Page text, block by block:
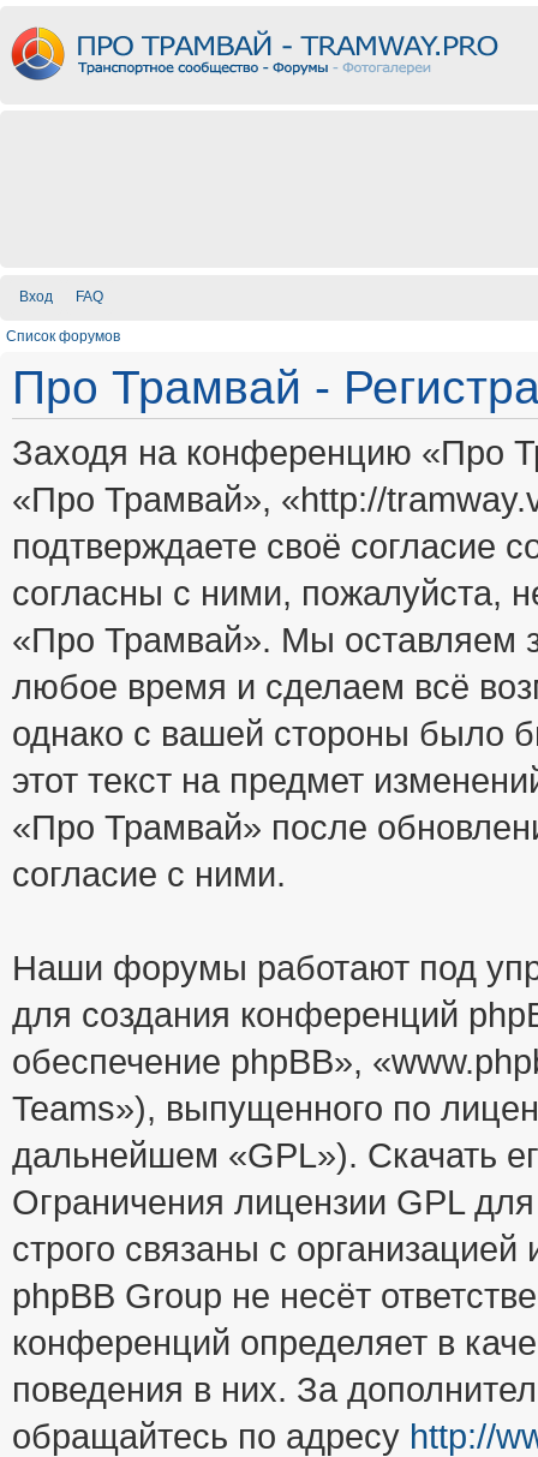
Вход FAQ
Список форумов
Про Трамвай -
Заходя на конференцию «Про
«Про Трамвай», «http://
подтверждаете своё
согласны с ними, пожалуйста,
«Про Трамвай». Мы оставляем
любое время и сделаем всё
однако с вашей стороны было
этот текст на предмет
«Про Трамвай» после
согласие с ними.
Наши форумы работают под
для создания конференций
обеспечение phpBB»,
Teams»), выпущенного по
дальнейшем «GPL»). Скачать
Ограничения лицензии GPL
строго связаны с
phpBB Group не несёт
конференций определяет в
поведения в них. За
обращайтесь по адресу http://